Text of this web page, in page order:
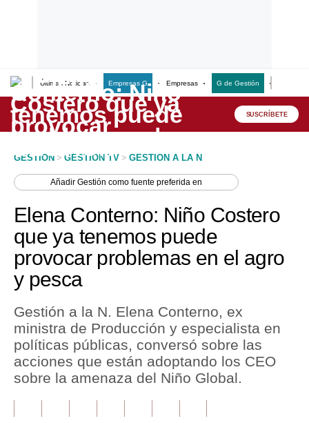
Últimas Noticias Empresas G Empresas G de Gestión
Lo último
Peru Quiosco
Economía
Mercados
Perú
Política
Tu Dinero
Finanzas Personales
Plus G
SUSCRÍBETE
GESTION > GESTION TV > GESTION A LA N
AñadirGestión como fuente preferida en
Elena Conterno: Niño Costero
que ya tenemos puede
provocar problemas en el agro
y pesca
Gestión a la N. Elena Conterno, ex
ministra de Producción y especialista en
políticas públicas, conversó sobre las
acciones que están adoptando los CEO
sobre la amenaza del Niño Global.